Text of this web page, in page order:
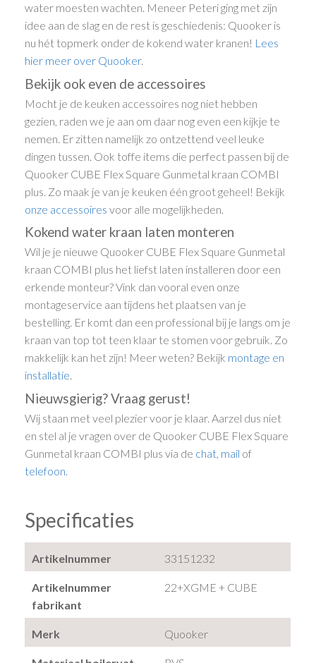
water moesten wachten. Meneer Peteri ging met zijn
idee aan de slag en de rest is geschiedenis: Quooker is
nu hét topmerk onder de kokend water kranen! Lees
hier meer over Quooker.
Bekijk ook even de accessoires
Mocht je de keuken accessoires nog niet hebben
gezien, raden we je aan om daar nog even een kijkje te
nemen. Er zitten namelijk zo ontzettend veel leuke
dingen tussen. Ook toffe items die perfect passen bij de
Quooker CUBE Flex Square Gunmetal kraan COMBI
plus. Zo maak je van je keuken één groot geheel! Bekijk
onze accessoires voor alle mogelijkheden.
Kokend water kraan laten monteren
Wil je je nieuwe Quooker CUBE Flex Square Gunmetal
kraan COMBI plus het liefst laten installeren door een
erkende monteur? Vink dan vooral even onze
montageservice aan tijdens het plaatsen van je
bestelling. Er komt dan een professional bij je langs om je
kraan van top tot teen klaar te stomen voor gebruik. Zo
makkelijk kan het zijn! Meer weten? Bekijk montage en
installatie.
Nieuwsgierig? Vraag gerust!
Wij staan met veel plezier voor je klaar. Aarzel dus niet
en stel al je vragen over de Quooker CUBE Flex Square
Gunmetal kraan COMBI plus via de chat mail of
telefoon
Specificaties
Artikelnummer 33151232
Artikelnummer
fabrikant
22+XGME + CUBE
Merk Quooker